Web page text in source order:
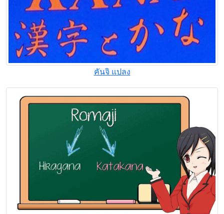
คันจิ แปลง